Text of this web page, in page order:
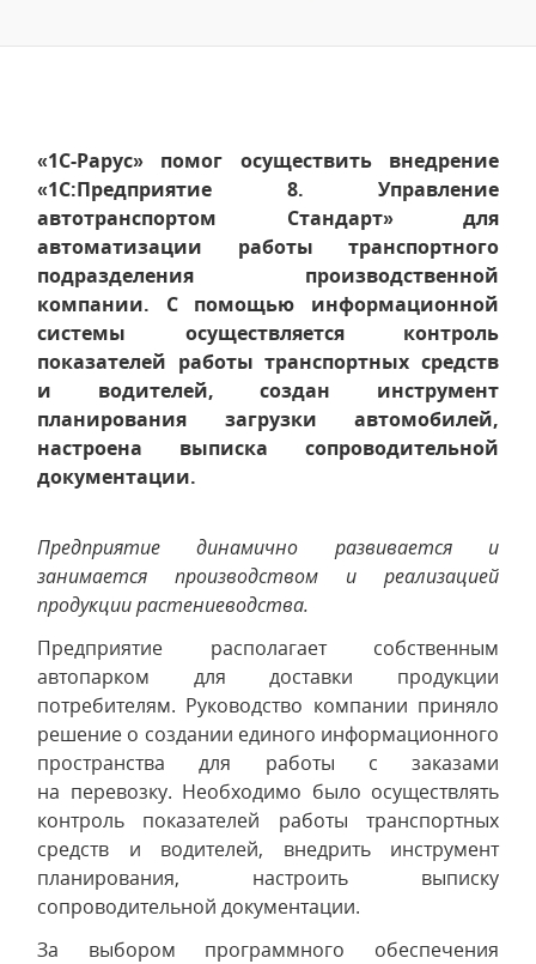
«1С-Рарус» помог осуществить внедрение
«1С:Предприятие 8. Управление
автотранспортом Стандарт» для
автоматизации работы транспортного
подразделения производственной
компании. С помощью информационной
системы осуществляется контроль
показателей работы транспортных средств
и водителей, создан инструмент
планирования загрузки автомобилей,
настроена выписка сопроводительной
документации.
Предприятие динамично развивается и
занимается производством и реализацией
продукции растениеводства.
Предприятие располагает собственным
автопарком для доставки продукции
потребителям. Руководство компании приняло
решение о создании единого информационного
пространства для работы с заказами
на перевозку. Необходимо было осуществлять
контроль показателей работы транспортных
средств и водителей, внедрить инструмент
планирования, настроить выписку
сопроводительной документации.
За выбором программного обеспечения